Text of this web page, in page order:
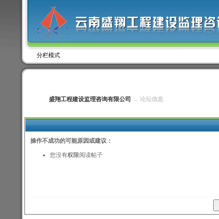
分栏模式
盛翔工程建设监理咨询有限公司 → 论坛信息
操作不成功的可能原因或建议：
您没有权限阅读帖子